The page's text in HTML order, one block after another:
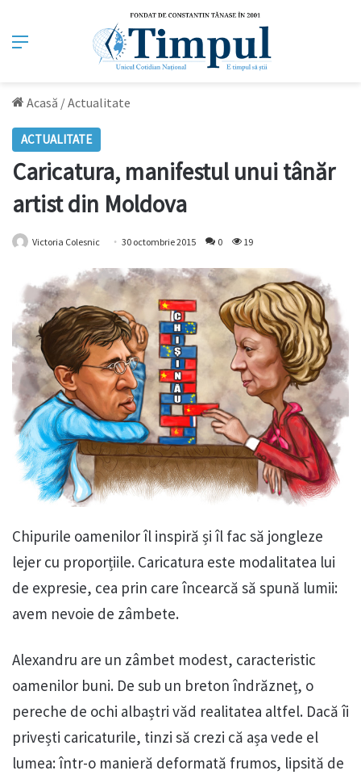
Meniu
Acasă /Actualitate
ACTUALITATE
Caricatura, manifestul unui tânăr
artist din Moldova
Victoria Colesnic 30 octombrie 2015 0 19
Chipurile oamenilor îl inspiră și îl fac să jongleze
lejer cu proporțiile. Caricatura este modalitatea lui
de expresie, cea prin care încearcă să spună lumii:
avem nevoie de zâmbete.
Alexandru are un zâmbet modest, caracteristic
oamenilor buni. De sub un breton îndrăzneț, o
pereche de ochi albaștri văd realitatea altfel. Dacă îi
privești caricaturile, tinzi să crezi că așa vede el
lumea: într-o manieră deformată frumos, lipsită de